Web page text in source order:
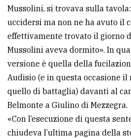
Mussolini, si trovava sulla tavola:
uccidersi ma non ne ha avuto il
effettivamente trovato il giorno
Mussolini aveva dormito». In
versione è quella della
Audisio (e in questa occasione il
quello di battaglia) davanti al
Belmonte a Giulino di Mezzegra.
«Con l’esecuzione di questa
chiudeva l’ultima pagina della